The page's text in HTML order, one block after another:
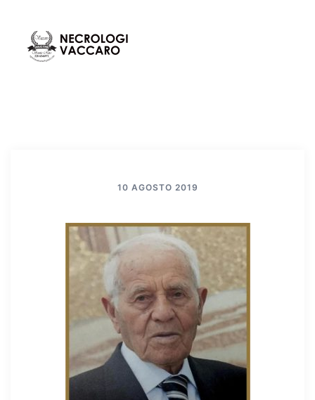
contenuto
10 AGOSTO 2019